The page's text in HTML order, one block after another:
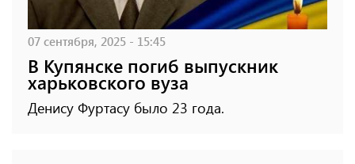
07 сентября, 2025 - 15:45
В Купянске погиб выпускник
харьковского вуза
Денису Фуртасу было 23 года.